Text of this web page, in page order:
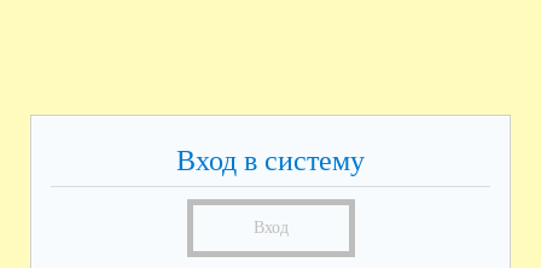
Вход в систему
Вход